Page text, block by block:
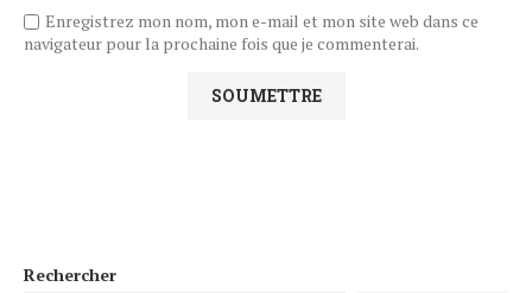
Enregistrez mon nom, mon e-mail et mon site web dans ce
navigateur pour la prochaine fois que je commenterai.
Rechercher